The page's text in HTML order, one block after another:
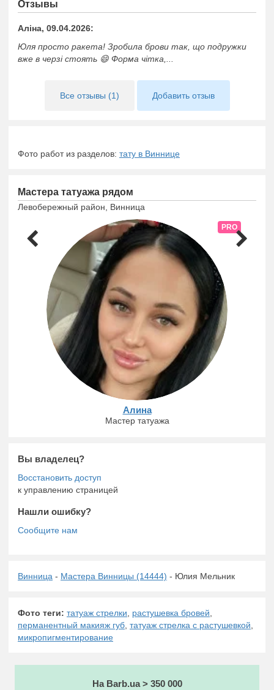
Отзывы
Аліна, 09.04.2026:
Юля просто ракета! Зробила брови так, що подружки
вже в черзі стоять 😄 Форма чітка,...
Все отзывы (1) Добавить отзыв
Фото работ из разделов: тату в Виннице
Мастера татуажа рядом
Левобережный район, Винница
PRO
Алина
Мастер татуажа
Вы владелец?
к управлению страницей
Нашли ошибку?
Винница - Мастера Винницы (14444) - Юлия Мельник
Фото теги: татуаж стрелки, растушевка бровей,
перманентный макияж губ, татуаж стрелка с растушевкой,
микропигментирование
На Barb.ua > 350 000